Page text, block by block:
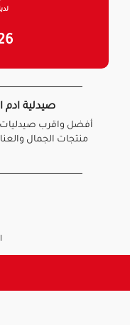
صيدلية ادم
أفضل واقرب
منتجات الجمال